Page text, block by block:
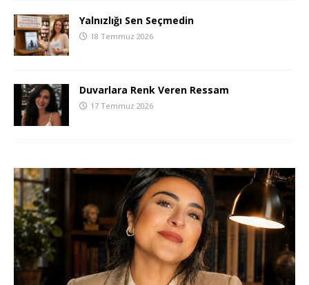
Yalnızlığı Sen Seçmedin
18 Temmuz 2026
Duvarlara Renk Veren Ressam
17 Temmuz 2026